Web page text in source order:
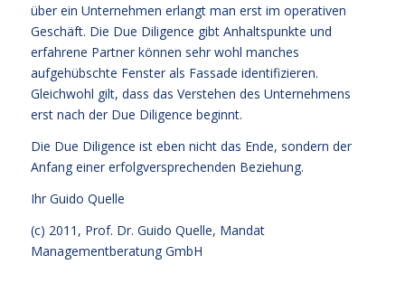
über ein Unternehmen erlangt man erst im operativen
Geschäft. Die Due Diligence gibt Anhaltspunkte und
erfahrene Partner können sehr wohl manches
aufgehübschte Fenster als Fassade identifizieren.
Gleichwohl gilt, dass das Verstehen des Unternehmens
erst nach der Due Diligence beginnt.
Die Due Diligence ist eben nicht das Ende, sondern der
Anfang einer erfolgversprechenden Beziehung.
Ihr Guido Quelle
(c) 2011, Prof. Dr. Guido Quelle, Mandat
Managementberatung GmbH